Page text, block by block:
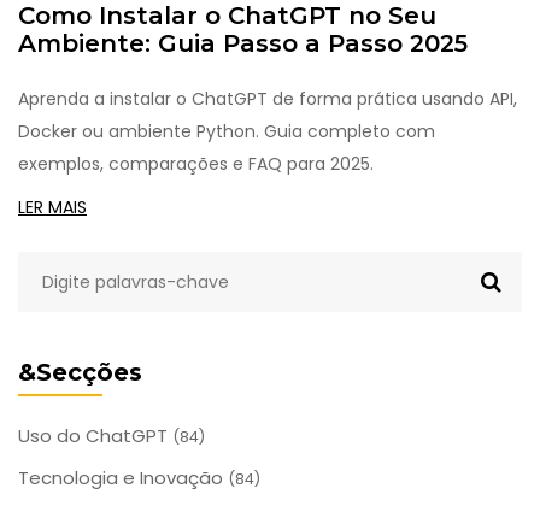
&Secções
Uso do ChatGPT (84)
Tecnologia e Inovação (84)
Como Instalar o ChatGPT no Seu
Ambiente: Guia Passo a Passo 2025
Aprenda a instalar o ChatGPT de forma prática usando API,
Docker ou ambiente Python. Guia completo com
exemplos, comparações e FAQ para 2025.
LER MAIS